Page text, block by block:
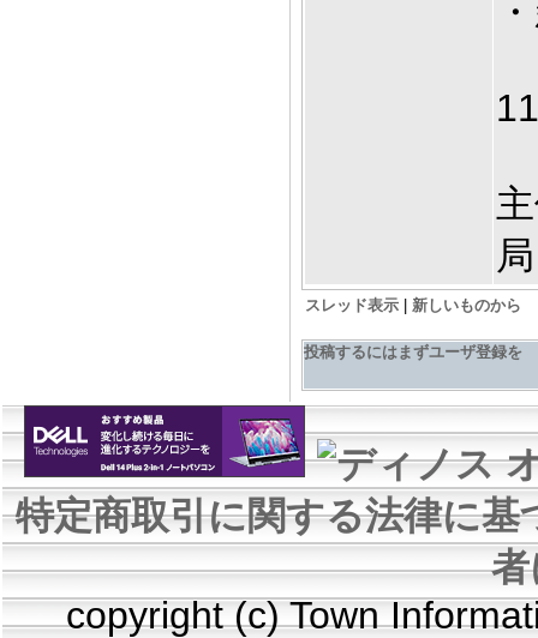
局
スレッド表示 新しいものから
投稿するにはまずユーザ登録を
特定商取引に関する法律に基
copyright (c) Town